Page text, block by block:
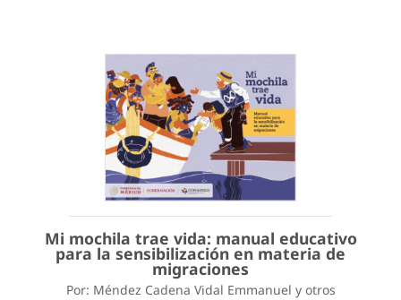
Mi mochila trae vida: manual educativo
para la sensibilización en materia de
migraciones
Por: Méndez Cadena Vidal Emmanuel y otros